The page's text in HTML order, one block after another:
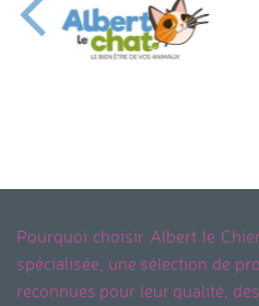
Pourquoi choisir Albert le
spécialisée, une sélection de
reconnues pour leur qualité,